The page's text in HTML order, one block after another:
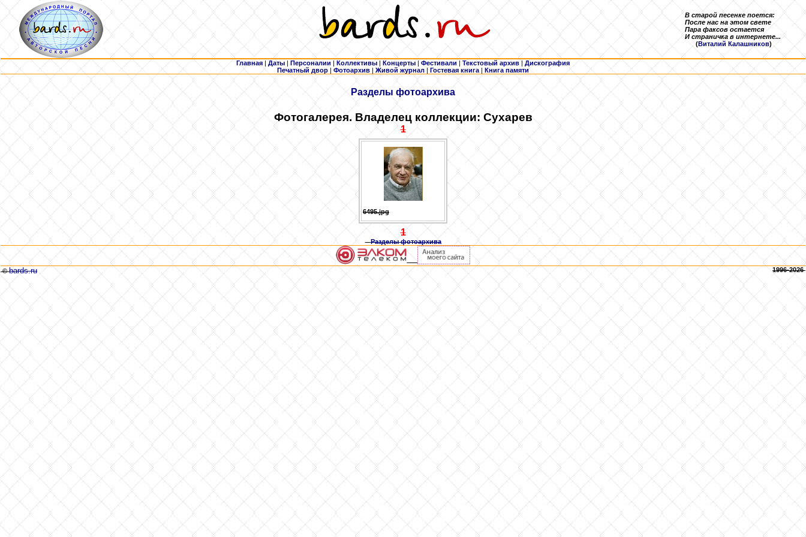
В старой песенке поется:
После нас на этом свете
Пара факсов остается
И страничка в интернете...
(Виталий Калашников)
Главная | Даты | Персоналии | Коллективы | Концерты | Фестивали | Текстовый архив | Дискография
Печатный двор | Фотоархив | Живой журнал |Гостевая книга | Книга памяти
Разделы фотоархива
Фотогалерея. Владелец коллекции: Сухарев
1
6495.jpg
1
Разделы фотоархива
©bards.ru 1996-2026